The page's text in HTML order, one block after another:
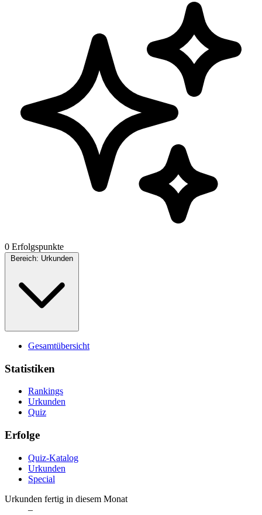
0 Erfolgspunkte
Bereich: Urkunden
Gesamtübersicht
Statistiken
Rankings
Urkunden
Quiz
Erfolge
Quiz-Katalog
Urkunden
Special
Urkunden fertig in diesem Monat
–